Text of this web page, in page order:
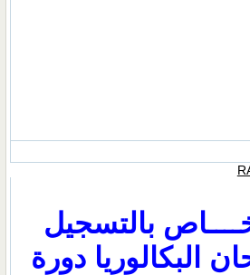
بالتسجيل
البكالوريا دورة